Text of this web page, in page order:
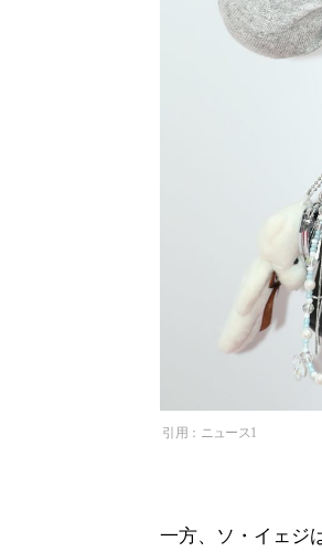
引用：ニュース1
一方、ソ・イェジ